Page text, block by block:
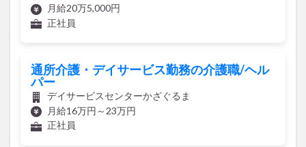
月給20万5,000円
正社員
通所介護・デイサービス勤務の介護職/ヘル
パー
デイサービスセンターかざぐるま
月給16万円～23万円
正社員